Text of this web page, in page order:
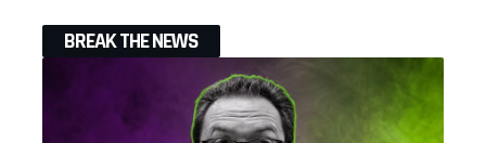
BREAK THE NEWS